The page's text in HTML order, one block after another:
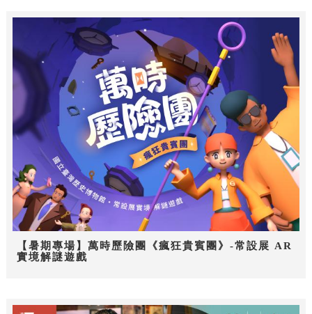
【暑期專場】萬時歷險團《瘋狂貴賓團》-常設展 AR
實境解謎遊戲